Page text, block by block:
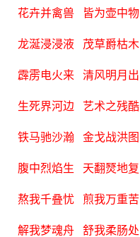
花卉并禽兽 皆为壶中物
龙涎浸浸液 茂草爵枯木
霹雳电火来 清风明月出
生死界河边 艺术之残酷
铁马驰沙瀚 金戈战洪图
腹中烈焰生 天翻燹地复
熬我千叠忧 煎我万重苦
解我梦魂舟 舒我柔肠处